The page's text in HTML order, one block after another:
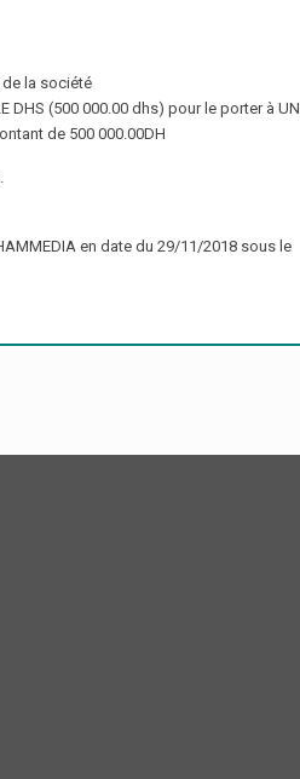
de la société
DHS (500 000.00 dhs) pour le porter à UN
de 500 000.00DH
en date du 29/11/2018 sous le